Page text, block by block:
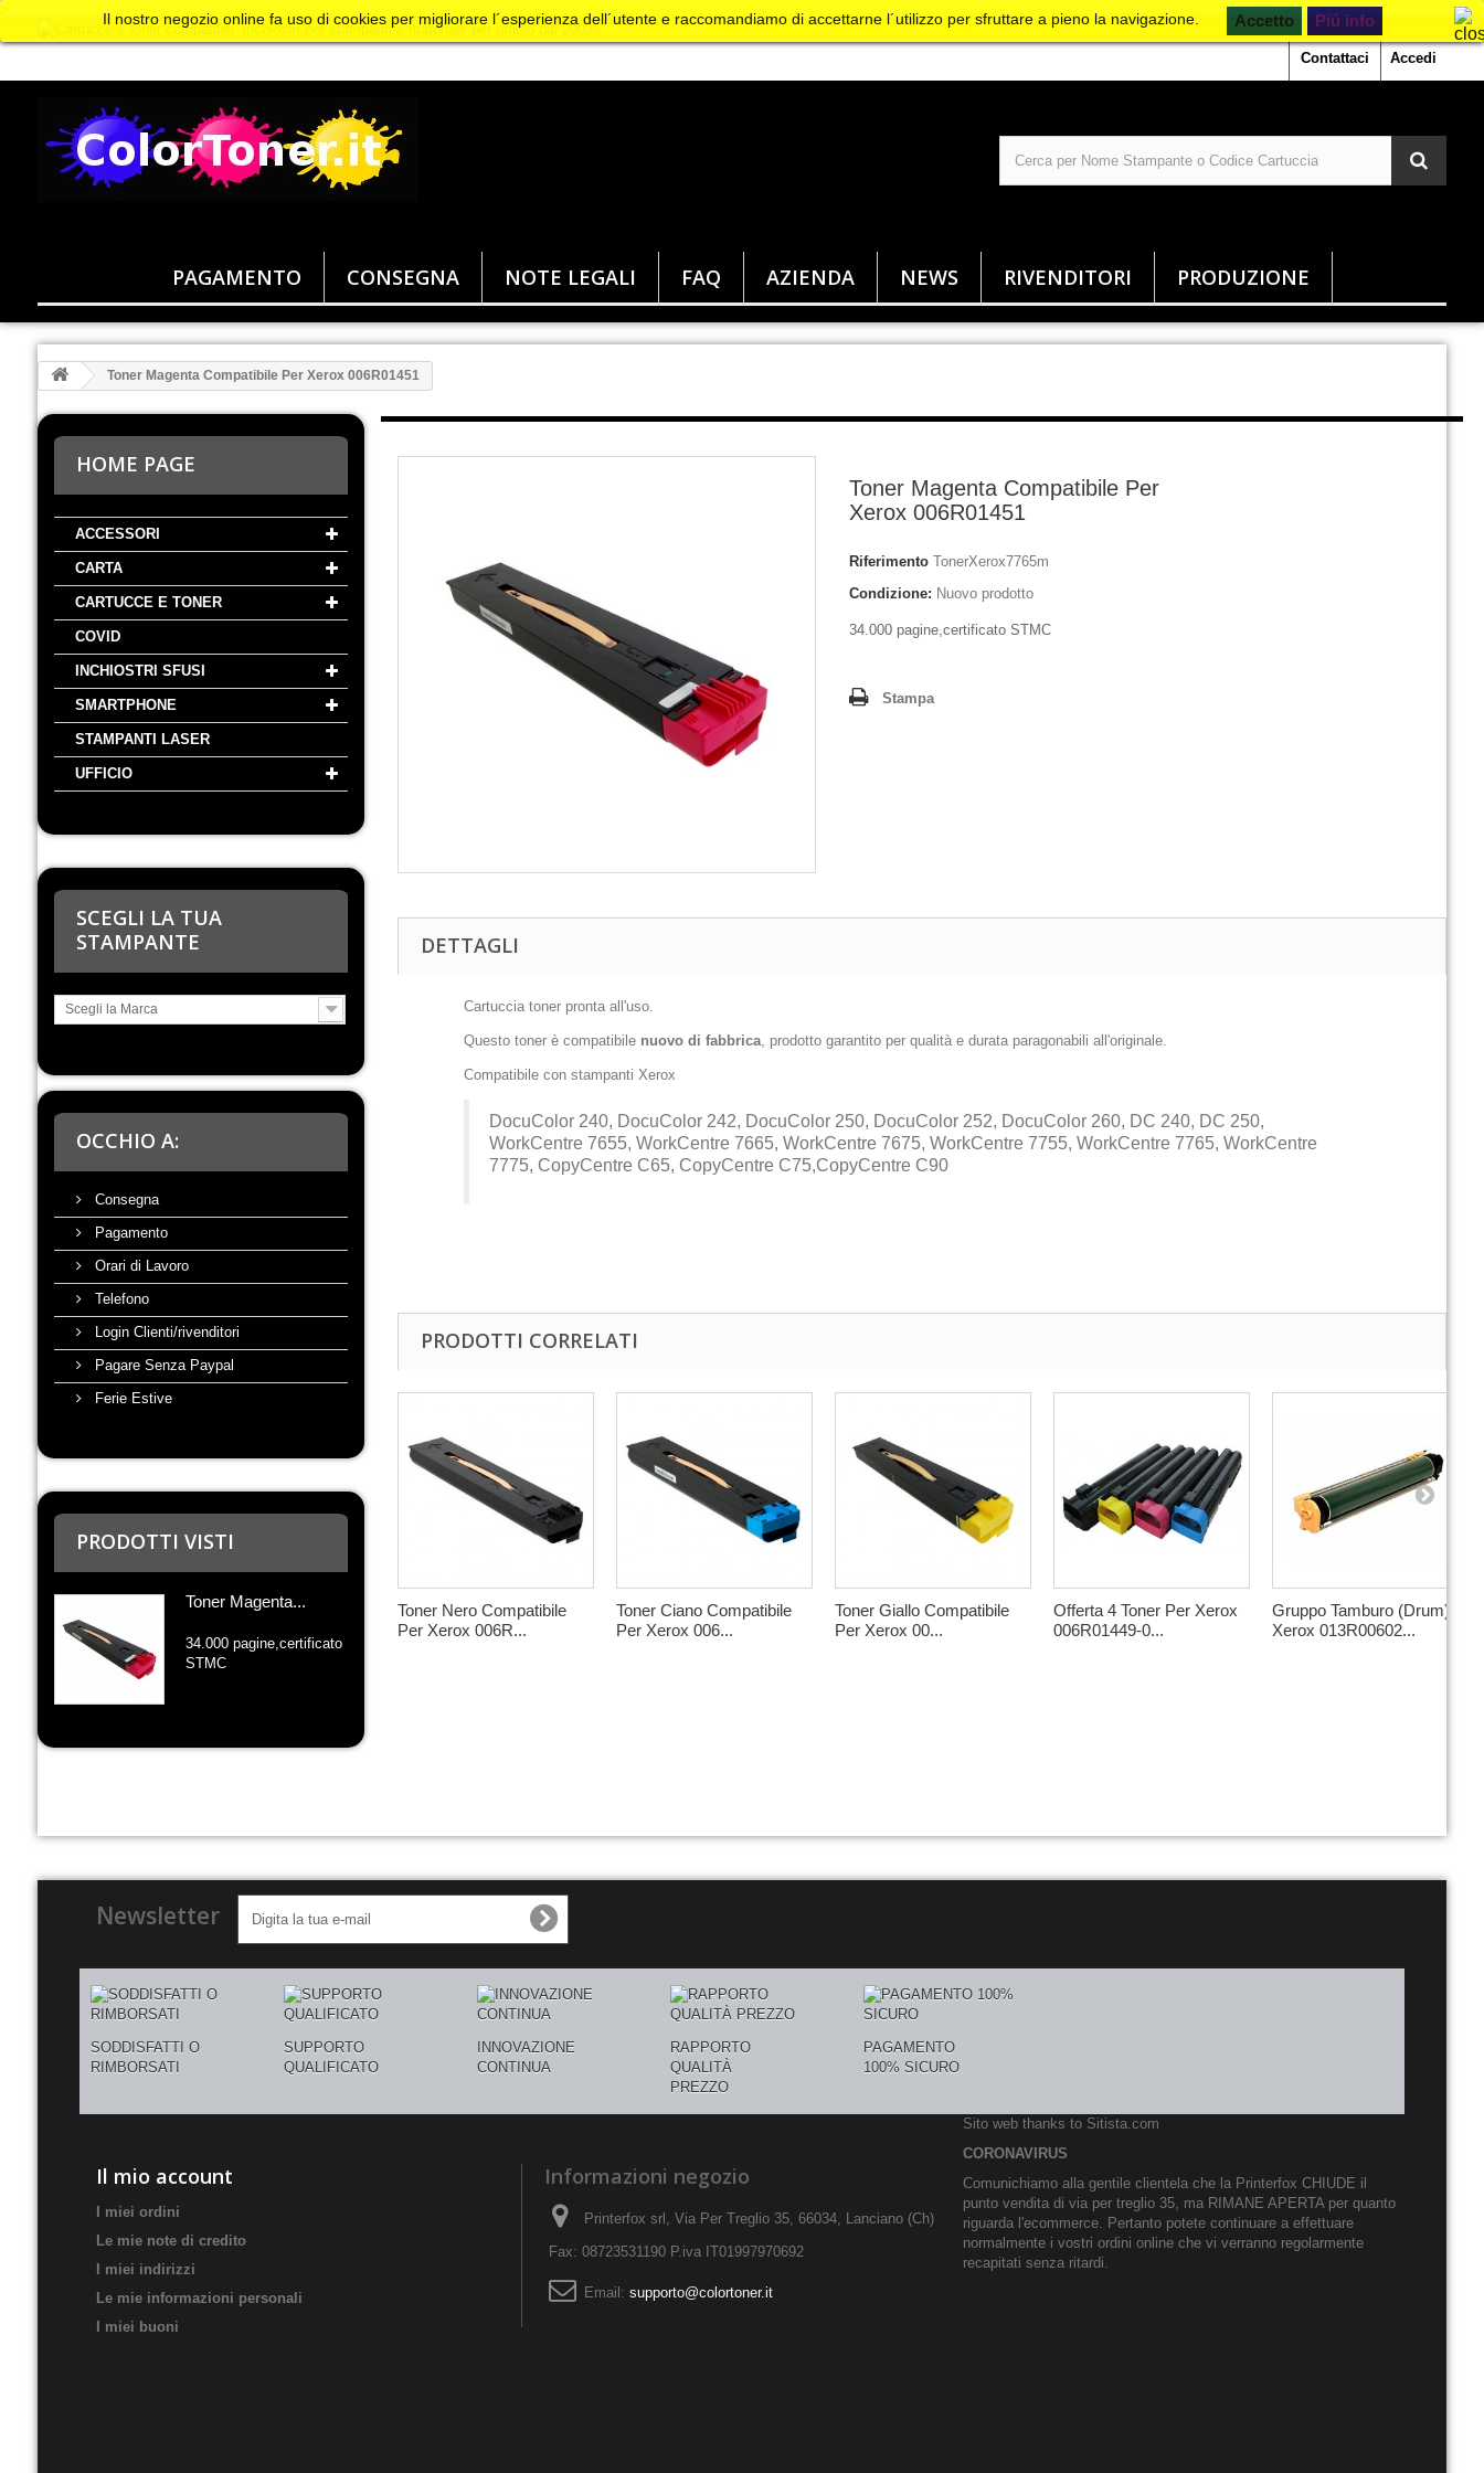
Accedi
Contattaci
PAGAMENTO CONSEGNA NOTE LEGALI FAQ AZIENDA NEWS RIVENDITORI PRODUZIONE
Il nostro negozio online fa uso di cookies per migliorare l´esperienza dell´utente e raccomandiamo di accettarne l´utilizzo per sfruttare a pieno la navigazione. Piú info
Toner Magenta Compatibile Per Xerox 006R01451
HOME PAGE
ACCESSORI
CARTA
CARTUCCE E TONER
COVID
INCHIOSTRI SFUSI
SMARTPHONE
STAMPANTI LASER
UFFICIO
SCEGLI LA TUA
STAMPANTE
Scegli la Marca
OCCHIO A:
Consegna
Pagamento
Orari di Lavoro
Telefono
Login Clienti/rivenditori
Pagare Senza Paypal
Ferie Estive
PRODOTTI VISTI
Toner Magenta...
34.000 pagine,certificato
STMC
Toner Magenta Compatibile Per
Xerox 006R01451
Riferimento TonerXerox7765m
Condizione: Nuovo prodotto
34.000 pagine,certificato STMC
Stampa
DETTAGLI
Cartuccia toner pronta all'uso.
Questo toner è compatibile nuovo di fabbrica, prodotto garantito per qualità e durata paragonabili all'originale.
Compatibile con stampanti Xerox
DocuColor 240, DocuColor 242, DocuColor 250, DocuColor 252, DocuColor 260, DC 240, DC 250,
WorkCentre 7655, WorkCentre 7665, WorkCentre 7675, WorkCentre 7755, WorkCentre 7765, WorkCentre
7775, CopyCentre C65, CopyCentre C75,CopyCentre C90
PRODOTTI CORRELATI
Toner Nero Compatibile
Per Xerox 006R...
Toner Ciano Compatibile
Per Xerox 006...
Toner Giallo Compatibile
Per Xerox 00...
Offerta 4 Toner Per Xerox
006R01449-0...
Gruppo Tamburo (Drum)
Xerox 013R00602...
Newsletter
SODDISFATTI O
RIMBORSATI
SUPPORTO
QUALIFICATO
INNOVAZIONE
CONTINUA
RAPPORTO
QUALITÀ
PREZZO
PAGAMENTO
100% SICURO
Il mio account
I miei ordini
Le mie note di credito
I miei indirizzi
Le mie informazioni personali
I miei buoni
Informazioni negozio
Printerfox srl, Via Per Treglio 35, 66034, Lanciano (Ch)
Fax: 08723531190 P.iva IT01997970692
Email: supporto@colortoner.it
Sito web thanks to Sitista.com
CORONAVIRUS
Comunichiamo alla gentile clientela che la Printerfox CHIUDE il
punto vendita di via per treglio 35, ma RIMANE APERTA per quanto
riguarda l'ecommerce. Pertanto potete continuare a effettuare
normalmente i vostri ordini online che vi verranno regolarmente
recapitati senza ritardi.